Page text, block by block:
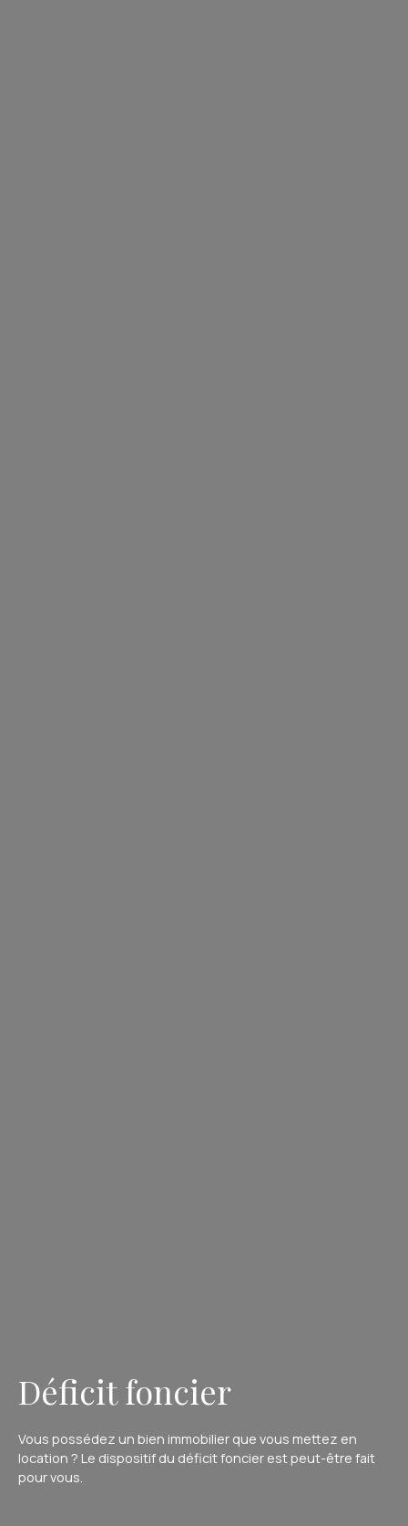
Déficit foncier
Vous possédez un bien immobilier que vous mettez en
location ? Le dispositif du déficit foncier est peut-être fait
pour vous.